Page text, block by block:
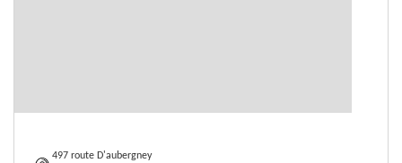
497 route D'aubergney